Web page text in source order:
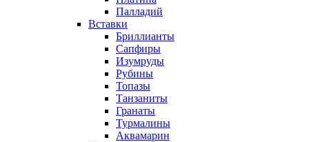
Палладий
Вставки
Бриллианты
Сапфиры
Изумруды
Рубины
Топазы
Танзаниты
Гранаты
Турмалины
Аквамарин